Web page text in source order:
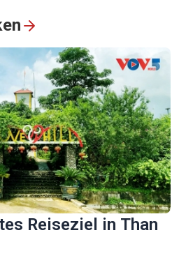
Reiseziel in Than